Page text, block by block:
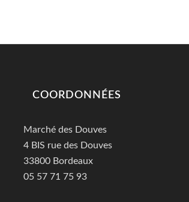
COORDONNÉES
Marché des Douves
4 BIS rue des Douves
33800 Bordeaux
05 57 71 75 93